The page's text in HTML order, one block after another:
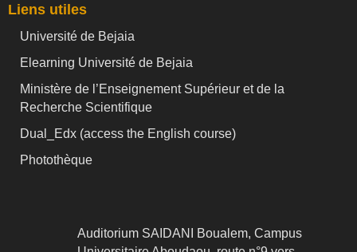
Liens utiles
Université de Bejaia
Elearning Université de Bejaia
Ministère de l’Enseignement Supérieur et de la
Recherche Scientifique
Dual_Edx (access the English course)
Photothèque
Auditorium SAIDANI Boualem, Campus